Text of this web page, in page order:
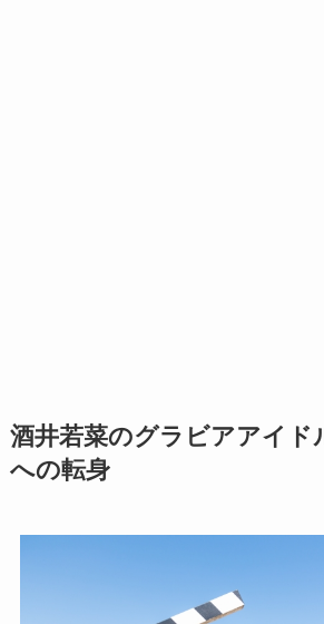
酒井若菜のグラビアアイド
への転身